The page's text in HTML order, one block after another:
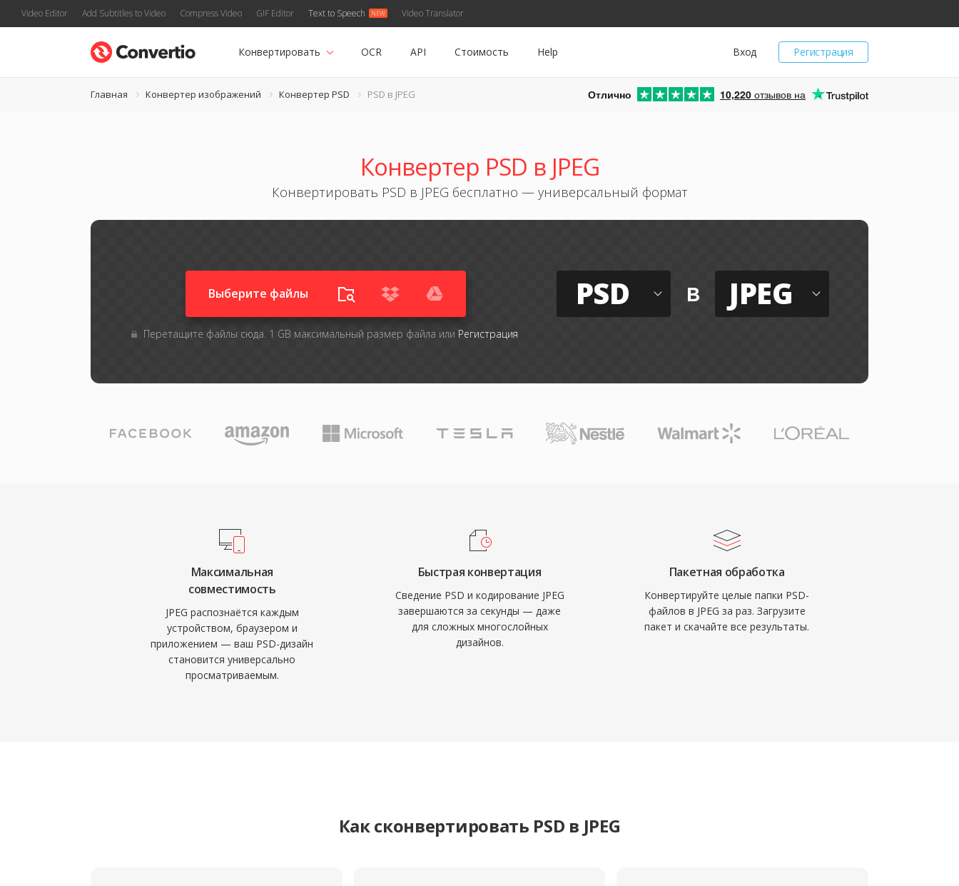
Video Editor Add Subtitles to Video Compress Video GIF Editor Text to Speech Video Translator
Регистрация
Вход
Конвертировать OCR API Стоимость Help
Главная Конвертер изображений Конвертер PSD PSD в JPEG Отлично 10,220 отзывов на
Конвертер PSD в JPEG
Конвертировать PSD в JPEG бесплатно — универсальный формат
Выберите файлы
Перетащите файлы сюда. 1 GB максимальный размер файла или Регистрация
PSD в JPEG
Максимальная
совместимость
JPEG распознаётся каждым
устройством, браузером и
приложением — ваш PSD-дизайн
становится универсально
просматриваемым.
Быстрая конвертация
Сведение PSD и кодирование JPEG
завершаются за секунды — даже
для сложных многослойных
дизайнов.
Пакетная обработка
Конвертируйте целые папки PSD-
файлов в JPEG за раз. Загрузите
пакет и скачайте все результаты.
Как сконвертировать PSD в JPEG